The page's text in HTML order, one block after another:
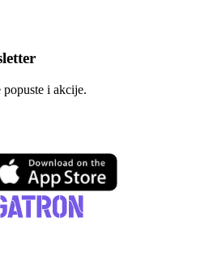
popuste i akcije.